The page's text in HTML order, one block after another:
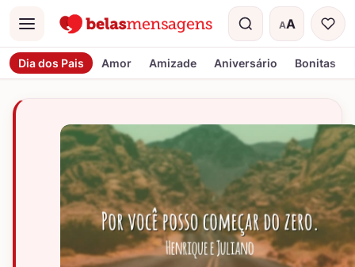
Menu AA
Tamanho do
Dia dos Pais Amor Amizade Aniversário Bonitas